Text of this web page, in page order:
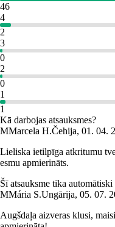
46
4
2
3
0
2
0
1
1
Kā darbojas atsauksmes?
MMarcela H.Čehija, 01. 04.
Lieliska ietilpīga atkritumu
esmu apmierināts.
Šī atsauksme tika
MMária S.Ungārija, 05. 07.
Augšdaļa aizveras klusi,